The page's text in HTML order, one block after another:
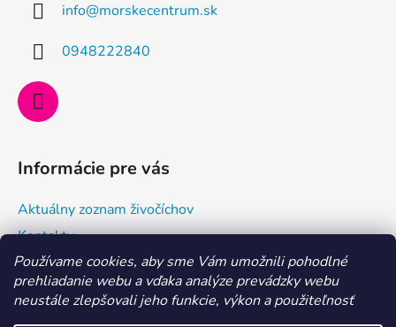
Používame cookies, aby sme Vám umožnili pohodlné
prehliadanie webu a vďaka analýze prevádzky webu
neustále zlepšovali jeho funkcie, výkon a použiteľnosť
info@morskecentrum.sk
0948222840
Informácie pre vás
Aktuálny zoznam živočíchov
Kontakty
Doprava a ako nakupovať
Všeobecné obchodné podmienky a dodacie podmienky